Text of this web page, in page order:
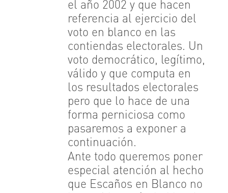
el año 2002 y que hacen
referencia al ejercicio del
voto en blanco en las
contiendas electorales. Un
voto democrático, legítimo,
válido y que computa en
los resultados electorales
pero que lo hace de una
forma perniciosa como
pasaremos a exponer a
continuación.
Ante todo queremos poner
especial atención al hecho
que Escaños en Blanco no